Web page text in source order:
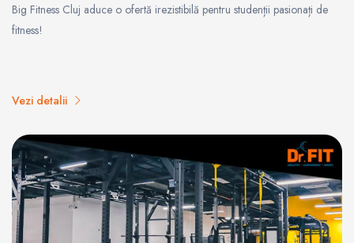
Big Fitness Cluj aduce o ofertă irezistibilă pentru studenții pasionați de
fitness!
Vezi detalii